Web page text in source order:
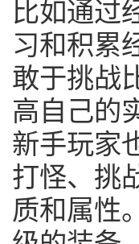
比如通过
习和积累
敢于挑战
高自己的
新手玩家
打怪、挑
质和属性